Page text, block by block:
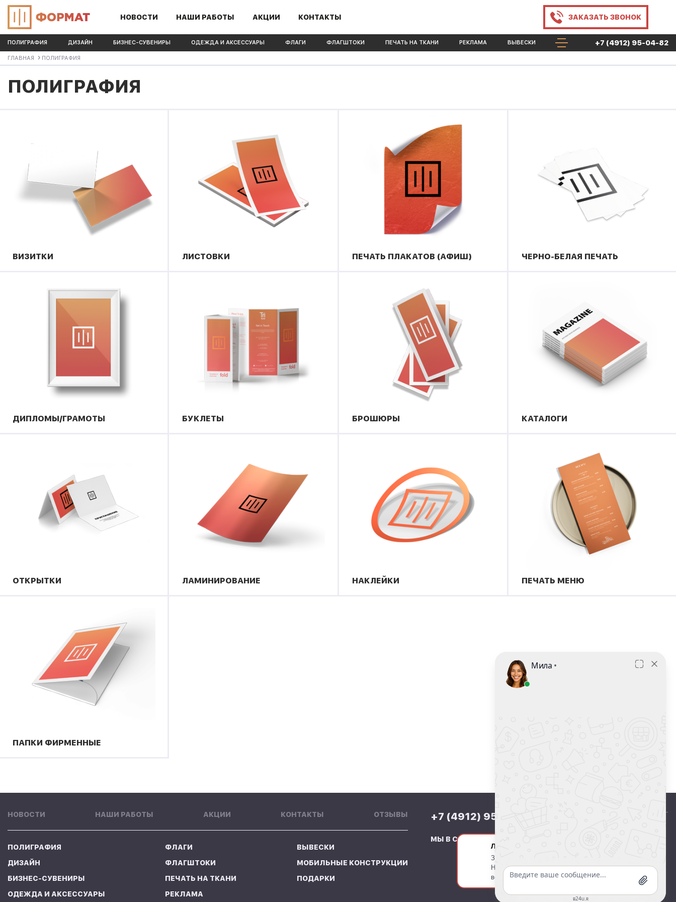
Людмила
Здравствуйте! Готова помочь вам.
Напишите мне, если у вас появятся
вопросы.
НОВОСТИ НАШИ РАБОТЫ АКЦИИ КОНТАКТЫ ЗАКАЗАТЬ ЗВОНОК
ПОЛИГРАФИЯ ДИЗАЙН БИЗНЕС-СУВЕНИРЫ ОДЕЖДА И АКСЕССУАРЫ ФЛАГИ ФЛАГШТОКИ ПЕЧАТЬ НА ТКАНИ РЕКЛАМА ВЫВЕСКИ +7 (4912) 95-04-82
ГЛАВНАЯ ПОЛИГРАФИЯ
ПОЛИГРАФИЯ
ВИЗИТКИ ЛИСТОВКИ ПЕЧАТЬ ПЛАКАТОВ (АФИШ) ЧЕРНО-БЕЛАЯ ПЕЧАТЬ
ДИПЛОМЫ/ГРАМОТЫ БУКЛЕТЫ БРОШЮРЫ КАТАЛОГИ
ОТКРЫТКИ ЛАМИНИРОВАНИЕ НАКЛЕЙКИ ПЕЧАТЬ МЕНЮ
ПАПКИ ФИРМЕННЫЕ
НОВОСТИ НАШИ РАБОТЫ АКЦИИ КОНТАКТЫ ОТЗЫВЫ
ПОЛИГРАФИЯ
ДИЗАЙН
БИЗНЕС-СУВЕНИРЫ
ОДЕЖДА И АКСЕССУАРЫ
ФЛАГИ
ФЛАГШТОКИ
ПЕЧАТЬ НА ТКАНИ
РЕКЛАМА
ВЫВЕСКИ
МОБИЛЬНЫЕ КОНСТРУКЦИИ
ПОДАРКИ
+7 (4912) 95-04-82
МЫ В СОЦСЕТЯХ:
© 2009-2021 Типография ФОРМАТ